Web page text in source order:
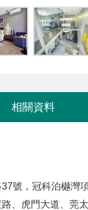
相關資料
號，冠科泊樾灣
、虎門大道、莞太